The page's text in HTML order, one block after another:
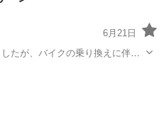
6月21日
たが、バイクの乗り換えに伴っ